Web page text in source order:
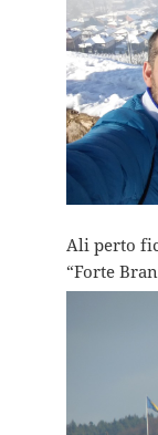
Ali perto
“Forte